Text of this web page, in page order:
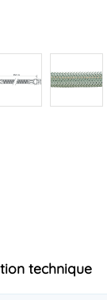
technique